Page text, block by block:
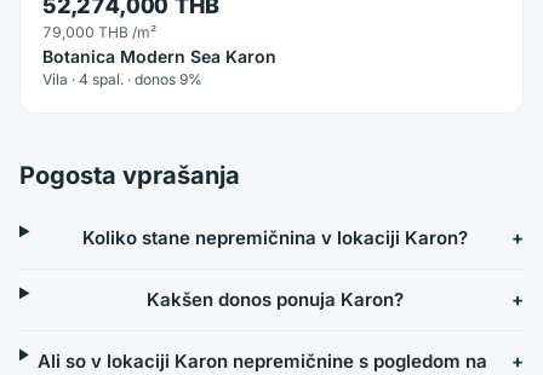
52,274,000 THB
79,000 THB /m²
Botanica Modern Sea Karon
Vila · 4 spal. · donos 9%
Pogosta vprašanja
Koliko stane nepremičnina v lokaciji Karon?
Kakšen donos ponuja Karon?
Ali so v lokaciji Karon nepremičnine s pogledom na